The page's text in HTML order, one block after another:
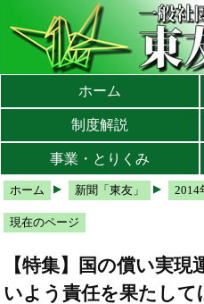
メインメニューへ
サブメニューへ
現在地ナビ（パンくずリスト）
ホーム
制度解説
事業・とりくみ
ホーム 新聞「東友」 2014
現在のページ
【特集】国の償い実
いよう責任を果たして